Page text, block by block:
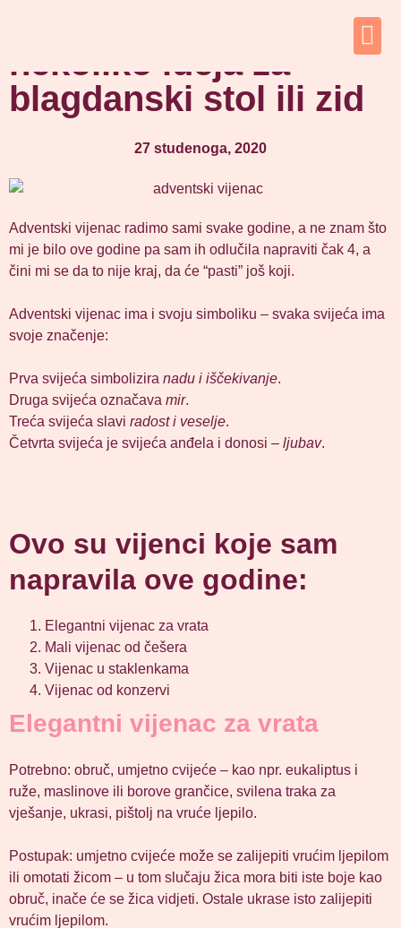
nekoliko ideja za
blagdanski stol ili zid
27 studenoga, 2020
Adventski vijenac radimo sami svake godine, a ne znam što
mi je bilo ove godine pa sam ih odlučila napraviti čak 4, a
čini mi se da to nije kraj, da će “pasti” još koji.
Adventski vijenac ima i svoju simboliku – svaka svijeća ima
svoje značenje:
Prva svijeća simbolizira nadu i iščekivanje.
Druga svijeća označava mir.
Treća svijeća slavi radost i veselje.
Četvrta svijeća je svijeća anđela i donosi – ljubav.
Ovo su vijenci koje sam
napravila ove godine:
Elegantni vijenac za vrata
Mali vijenac od češera
Vijenac u staklenkama
Vijenac od konzervi
Elegantni vijenac za vrata
Potrebno: obruč, umjetno cvijeće – kao npr. eukaliptus i
ruže, maslinove ili borove grančice, svilena traka za
vješanje, ukrasi, pištolj na vruće ljepilo.
Postupak: umjetno cvijeće može se zalijepiti vrućim ljepilom
ili omotati žicom – u tom slučaju žica mora biti iste boje kao
obruč, inače će se žica vidjeti. Ostale ukrase isto zalijepiti
vrućim ljepilom.